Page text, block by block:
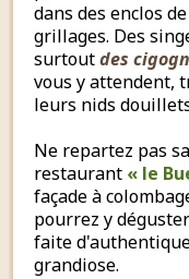
dans des enclos
grillages. Des
surtoutdes
vous y attendent,
leurs nids
Ne repartez pas
restaurant « le
façade à
pourrez y
faite
grandiose.